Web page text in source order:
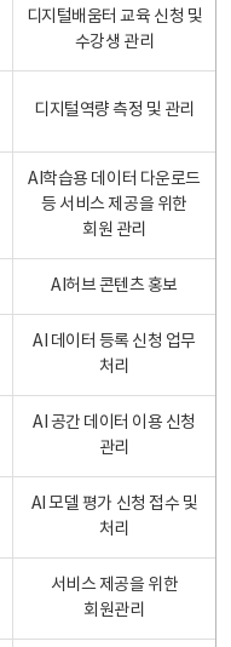
디지털배움터 교육 신청 및
수강생 관리
디지털역량 측정 및 관리
AI학습용 데이터 다운로드
등 서비스 제공을 위한
회원 관리
AI허브 콘텐츠 홍보
AI 데이터 등록 신청 업무
처리
AI 공간 데이터 이용 신청
관리
AI 모델 평가 신청 접수 및
처리
서비스 제공을 위한
회원관리